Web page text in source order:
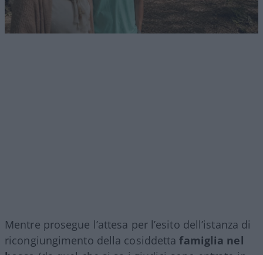
Mentre prosegue l’attesa per l’esito dell’istanza di
ricongiungimento della cosiddettafamiglia nel